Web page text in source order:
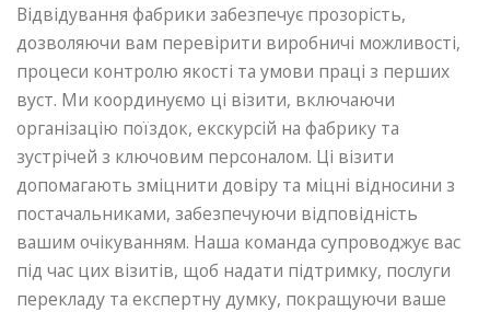
Відвідування фабрики забезпечує прозорість,
дозволяючи вам перевірити виробничі можливості,
процеси контролю якості та умови праці з перших
вуст. Ми координуємо ці візити, включаючи
організацію поїздок, екскурсій на фабрику та
зустрічей з ключовим персоналом. Ці візити
допомагають зміцнити довіру та міцні відносини з
постачальниками, забезпечуючи відповідність
вашим очікуванням. Наша команда супроводжує вас
під час цих візитів, щоб надати підтримку, послуги
перекладу та експертну думку, покращуючи ваше